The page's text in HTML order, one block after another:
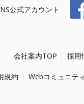
公式アカウント
会社案内TOP 採用
規約 Webコミュニテ